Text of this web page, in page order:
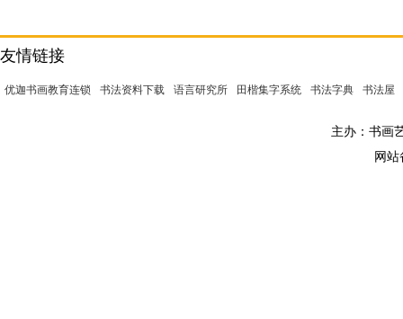
友情链接
优迦书画教育连锁 书法资料下载 语言研究所 田楷集字系统 书法字典 书法屋
主办：书画
网